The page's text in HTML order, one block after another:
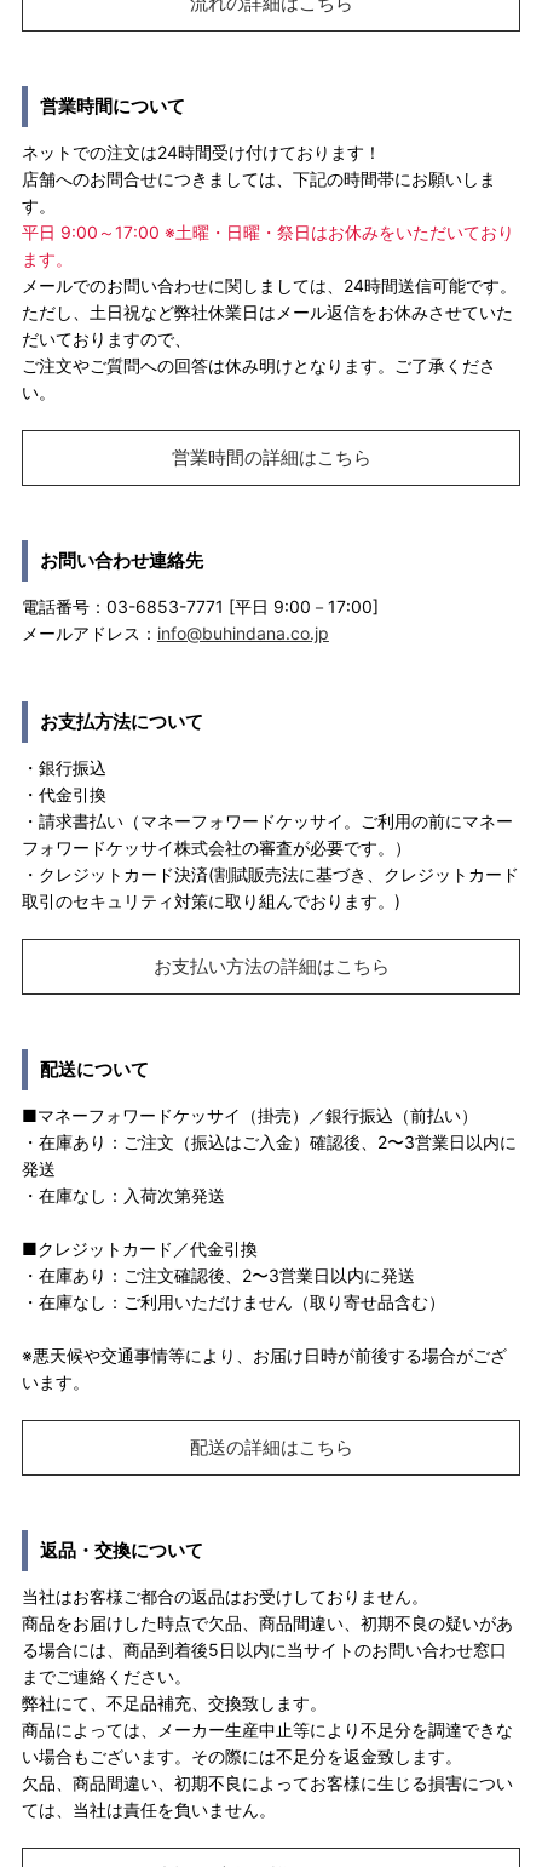
営業時間について
ネットでの注文は24時間受け付けております！
店舗へのお問合せにつきましては、下記の時間帯にお願いしま
す。
平日 9:00～17:00 ※土曜・日曜・祭日はお休みをいただいており
ます。
メールでのお問い合わせに関しましては、24時間送信可能です。
ただし、土日祝など弊社休業日はメール返信をお休みさせていた
だいておりますので、
ご注文やご質問への回答は休み明けとなります。ご了承くださ
い。
営業時間の詳細はこちら
お問い合わせ連絡先
電話番号：03-6853-7771 [平日 9:00－17:00]
メールアドレス： info@buhindana.co.jp
お支払方法について
・銀行振込
・代金引換
・請求書払い（マネーフォワードケッサイ。ご利用の前にマネー
フォワードケッサイ株式会社の審査が必要です。）
・クレジットカード決済(割賦販売法に基づき、クレジットカード
取引のセキュリティ対策に取り組んでおります。)
お支払い方法の詳細はこちら
配送について
■マネーフォワードケッサイ（掛売）／銀行振込（前払い）
・在庫あり：ご注文（振込はご入金）確認後、2〜3営業日以内に
発送
・在庫なし：入荷次第発送
■クレジットカード／代金引換
・在庫あり：ご注文確認後、2〜3営業日以内に発送
・在庫なし：ご利用いただけません（取り寄せ品含む）
※悪天候や交通事情等により、お届け日時が前後する場合がござ
います。
配送の詳細はこちら
返品・交換について
当社はお客様ご都合の返品はお受けしておりません。
商品をお届けした時点で欠品、商品間違い、初期不良の疑いがあ
る場合には、商品到着後5日以内に当サイトのお問い合わせ窓口
までご連絡ください。
弊社にて、不足品補充、交換致します。
商品によっては、メーカー生産中止等により不足分を調達できな
い場合もございます。その際には不足分を返金致します。
欠品、商品間違い、初期不良によってお客様に生じる損害につい
ては、当社は責任を負いません。